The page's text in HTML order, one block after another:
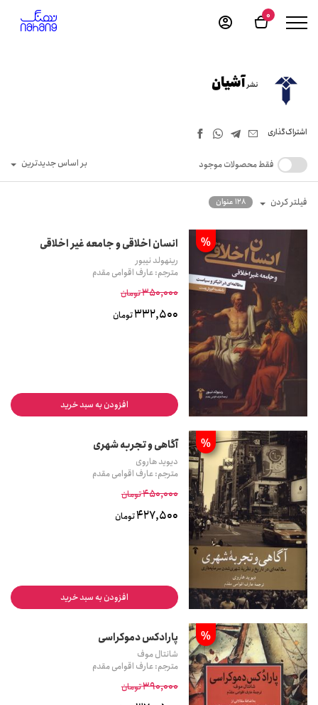
0
نشرآشیان
اشتراک‌گذاری
فقط محصولات موجود بر اساس جدیدترین
فیلتر کردن 128 عنوان
% انسان اخلاقی و جامعه غیر اخلاقی
رینهولد نیبور
مترجم: عارف اقوامی مقدم
350,000تومان
332,500تومان
افزودن به سبد خرید
% آگاهی و تجربه شهری
دیوید هاروی
مترجم: عارف اقوامی مقدم
450,000تومان
427,500تومان
افزودن به سبد خرید
% پارادکس دموکراسی
شانتال موف
مترجم: عارف اقوامی مقدم
390,000تومان